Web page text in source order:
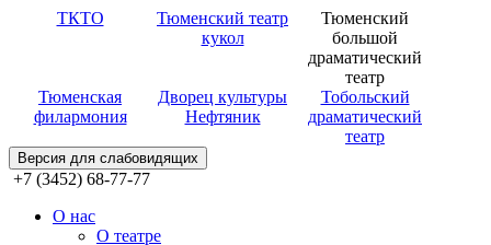
ТКТО
Тюменский театр
кукол
Тюменский
большой
драматический
театр
Тюменская
филармония
Дворец культуры
Нефтяник
Тобольский
драматический
театр
Версия для слабовидящих
+7 (3452) 68-77-77
О нас
О театре